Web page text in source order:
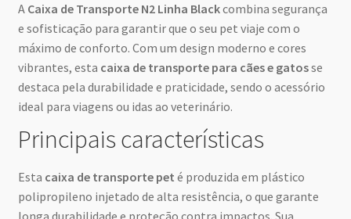
A Caixa de Transporte N2 Linha Blackcombina segurança
e sofisticação para garantir que o seu pet viaje com o
máximo de conforto. Com um design moderno e cores
vibrantes, esta caixa de transporte para cães e gatosse
destaca pela durabilidade e praticidade, sendo o acessório
ideal para viagens ou idas ao veterinário.
Principais características
Esta caixa de transporte pet é produzida em plástico
polipropileno injetado de alta resistência, o que garante